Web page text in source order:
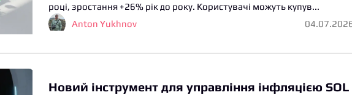
році, зростання +26% рік до року. Користувачі можуть купув...
Anton Yukhnov
Новий інструмент для управління інфляцією SOL